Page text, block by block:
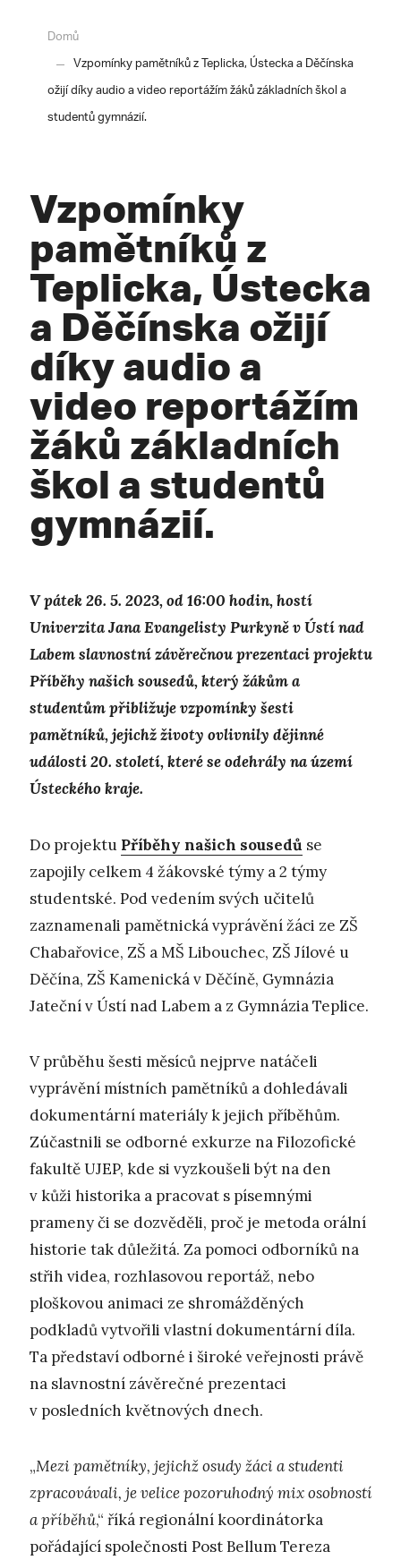
Domů
Vzpomínky pamětníků z Teplicka, Ústecka a Děčínska
ožijí díky audio a video reportážím žáků základních škol a
studentů gymnázií.
Vzpomínky
pamětníků z
Teplicka, Ústecka
a Děčínska ožijí
díky audio a
video reportážím
žáků základních
škol a studentů
gymnázií.
V pátek 26. 5. 2023, od 16:00 hodin, hostí
Univerzita Jana Evangelisty Purkyně v Ústí nad
Labem slavnostní závěrečnou prezentaci projektu
Příběhy našich sousedů, který žákům a
studentům přibližuje vzpomínky šesti
pamětníků, jejichž životy ovlivnily dějinné
události 20. století, které se odehrály na území
Ústeckého kraje.
Do projektu Příběhy našich sousedů se
zapojily celkem 4 žákovské týmy a 2 týmy
studentské. Pod vedením svých učitelů
zaznamenali pamětnická vyprávění žáci ze ZŠ
Chabařovice, ZŠ a MŠ Libouchec, ZŠ Jílové u
Děčína, ZŠ Kamenická v Děčíně, Gymnázia
Jateční v Ústí nad Labem a z Gymnázia Teplice.
V průběhu šesti měsíců nejprve natáčeli
vyprávění místních pamětníků a dohledávali
dokumentární materiály k jejich příběhům.
Zúčastnili se odborné exkurze na Filozofické
fakultě UJEP, kde si vyzkoušeli být na den
v kůži historika a pracovat s písemnými
prameny či se dozvěděli, proč je metoda orální
historie tak důležitá. Za pomoci odborníků na
střih videa, rozhlasovou reportáž, nebo
ploškovou animaci ze shromážděných
podkladů vytvořili vlastní dokumentární díla.
Ta představí odborné i široké veřejnosti právě
na slavnostní závěrečné prezentaci
v posledních květnových dnech.
„Mezi pamětníky, jejichž osudy žáci a studenti
zpracovávali, je velice pozoruhodný mix osobností
a příběhů,“ říká regionální koordinátorka
pořádající společnosti Post Bellum Tereza